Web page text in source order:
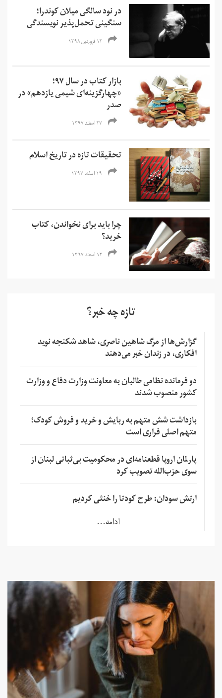
در نود سالگی میلان کوندرا؛
سنگینی تحمل‌پذیر نویسندگی
۱۲ فروردین ۱۳۹۸
بازار کتاب در سال ۹۷؛
«چهارگزینه‌ای شیمی یازدهم» در
صدر
۲۷ اسفند ۱۳۹۷
تحقیقات تازه در تاریخ اسلام
۱۹ اسفند ۱۳۹۷
چرا باید برای نخواندن، کتاب
خرید؟
۱۲ اسفند ۱۳۹۷
تازه چه خبر؟
گزارش‌ها از مرگ شاهین ناصری، شاهد شکنجه نوید
افکاری، در زندان خبر می‌دهند
دو فرمانده نظامی طالبان به معاونت وزارت دفاع و وزارت
کشور منصوب شدند
بازداشت شش متهم به ربایش و خرید و فروش کودک؛
متهم اصلی فراری است
پارلمان اروپا قطعنامه‌ای در محکومیت بی‌ثباتی لبنان از
سوی حزب‌الله تصویب کرد
ارتش سودان: طرح کودتا را خنثی کردیم
ادامه...